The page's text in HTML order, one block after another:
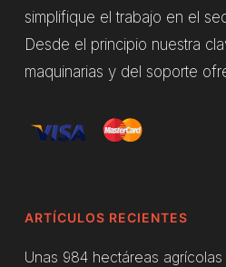
simplifique el trabajo en el
Desde el principio nuestra
maquinarias y del soporte
ARTÍCULOS RECIENTES
Unas 984 hectáreas